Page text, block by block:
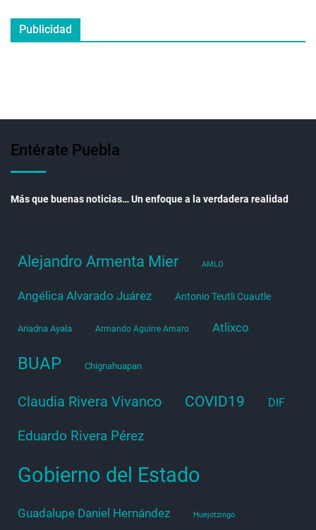
Publicidad
Entérate Puebla
Más que buenas noticias… Un enfoque a la verdadera realidad
Alejandro Armenta Mier AMLO
Angélica Alvarado Juárez Antonio Teutli Cuautle
Ariadna Ayala Armando Aguirre Amaro Atlixco
BUAP Chignahuapan
Claudia Rivera Vivanco COVID19 DIF
Eduardo Rivera Pérez
Gobierno del Estado
Guadalupe Daniel Hernández Huejotzingo